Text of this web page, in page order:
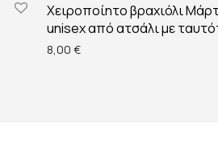
Χειροποίητο βραχιόλι
unisex από ατσάλι με
8,00 €